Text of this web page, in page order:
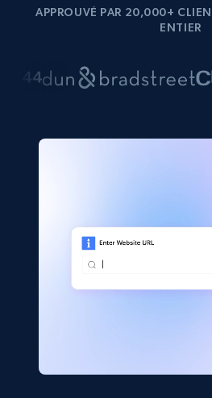
APPROUVÉ PAR 20,000+
ENTIER